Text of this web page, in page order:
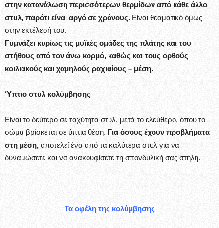
στην κατανάλωση περισσότερων θερμίδων από κάθε άλλο
στυλ, παρότι είναι αργό σε χρόνους. Είναι θεαματικό όμως
στην εκτέλεσή του.
Γυμνάζει κυρίως τις μυϊκές ομάδες της πλάτης και του
στήθους από τον άνω κορμό, καθώς και τους ορθούς
κοιλιακούς και χαμηλούς ραχιαίους – μέση.
Ύπτιο στυλ κολύμβησης
Είναι το δεύτερο σε ταχύτητα στυλ, μετά το ελεύθερο, όπου το
σώμα βρίσκεται σε ύπτια θέση. Για όσους έχουν προβλήματα
στη μέση, αποτελεί ένα από τα καλύτερα στυλ για να
δυναμώσετε και να ανακουφίσετε τη σπονδυλική σας στήλη.
Τα οφέλη της κολύμβησης